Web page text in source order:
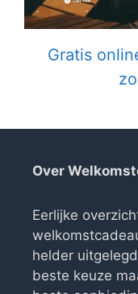
Gratis
Over
Eerlijke
helder
beste keuze